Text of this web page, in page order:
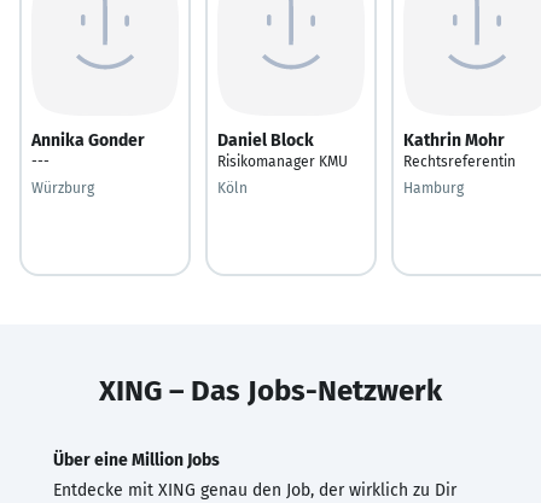
Annika Gonder
---
Würzburg
Daniel Block
Risikomanager KMU
Köln
Kathrin Mohr
Rechtsreferentin
Hamburg
XING – Das Jobs-Netzwerk
Über eine Million Jobs
Entdecke mit XING genau den Job, der wirklich zu Dir